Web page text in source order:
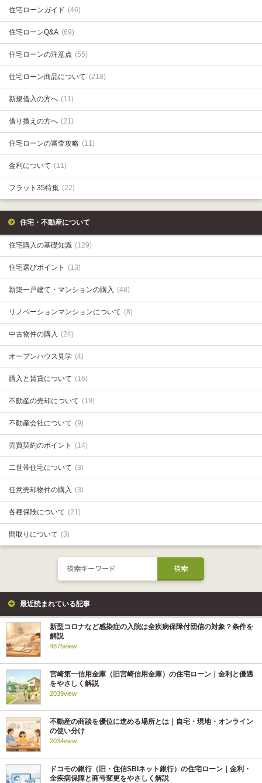
住宅ローンガイド (46)
住宅ローンQ&A (69)
住宅ローンの注意点 (55)
住宅ローン商品について (218)
新規借入の方へ (11)
借り換えの方へ (21)
住宅ローンの審査攻略 (11)
金利について (11)
フラット35特集 (22)
住宅・不動産について
住宅購入の基礎知識 (129)
住宅選びポイント (13)
新築一戸建て・マンションの購入 (48)
リノベーションマンションについて (8)
中古物件の購入 (24)
オープンハウス見学 (4)
購入と賃貸について (16)
不動産の売却について (19)
不動産会社について (9)
売買契約のポイント (14)
二世帯住宅について (3)
任意売却物件の購入 (3)
各種保険について (21)
間取りについて (3)
最近読まれている記事
新型コロナなど感染症の入院は全疾病保障付団信の対象？条件を
解説
4875view
宮崎第一信用金庫（旧宮崎信用金庫）の住宅ローン｜金利と優遇
をやさしく解説
2039view
不動産の商談を優位に進める場所とは｜自宅・現地・オンライン
の使い分け
2034view
ドコモの銀行（旧・住信SBIネット銀行）の住宅ローン｜金利・
全疾病保障と商号変更をやさしく解説